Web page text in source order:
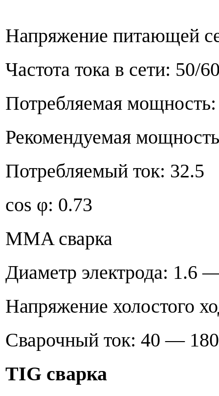
Напряжение питающей
Частота тока в сети:
Потребляемая
Рекомендуемая
Потребляемый ток:
cos φ: 0.73
MMA сварка
Диаметр электрода: 1.6
Напряжение холостого
Сварочный ток: 40 —
TIG сварка